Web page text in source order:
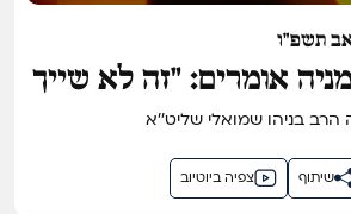
תשפ"ו
אומרים: "זה לא שייך
צפיה ביוטיוב שיתוף